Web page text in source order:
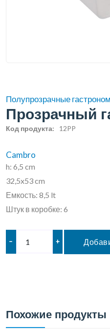
Полупрозрачные
Прозрачный
Код продукта: 12PP
Cambro
h: 6,5 cm
32,5x53 cm
Емкость: 8,5 lt
Штук в коробке: 6
– +
Похожие продукты